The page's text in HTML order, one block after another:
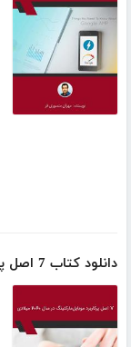
دانلود کتاب 7 اصل پرکاربرد موبایل مارکتینگ در سال 2020